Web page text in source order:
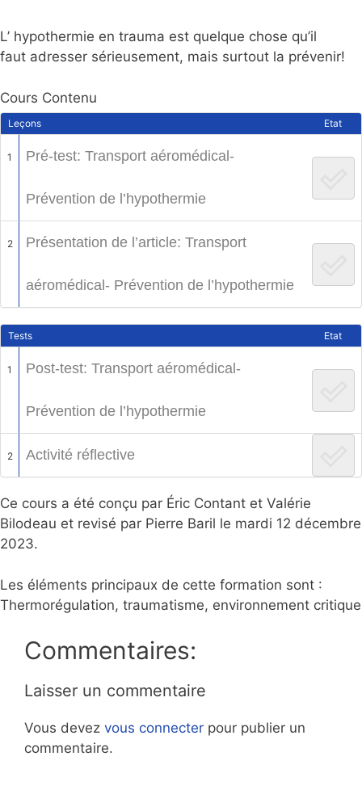
L’ hypothermie en trauma est quelque chose qu’il
faut adresser sérieusement, mais surtout la prévenir!
Cours Contenu
Leçons Etat
1 Pré-test: Transport aéromédical-
Prévention de l’hypothermie
2 Présentation de l’article: Transport
aéromédical- Prévention de l’hypothermie
Tests Etat
1 Post-test: Transport aéromédical-
Prévention de l’hypothermie
2 Activité réflective
Ce cours a été conçu par Éric Contant et Valérie
Bilodeau et revisé par Pierre Baril le mardi 12 décembre
2023.
Les éléments principaux de cette formation sont :
Thermorégulation, traumatisme, environnement critique
Commentaires:
Laisser un commentaire
Vous devez vous connecter pour publier un
commentaire.